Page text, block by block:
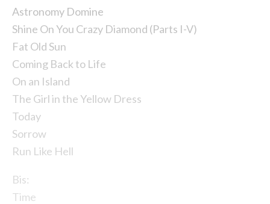
Astronomy Domine
Shine On You Crazy Diamond (Parts I-V)
Fat Old Sun
Coming Back to Life
On an Island
The Girl in the Yellow Dress
Today
Sorrow
Run Like Hell
Bis:
Time